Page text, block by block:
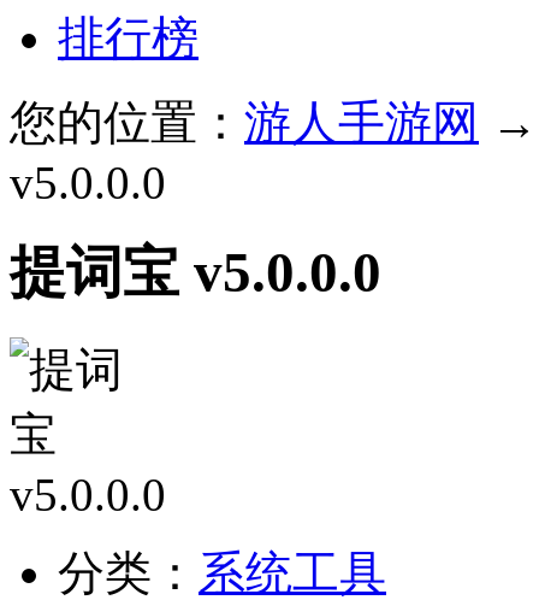
排行榜
您的位置： 游人手游网
v5.0.0.0
提词宝 v5.0.0.0
分类： 系统工具